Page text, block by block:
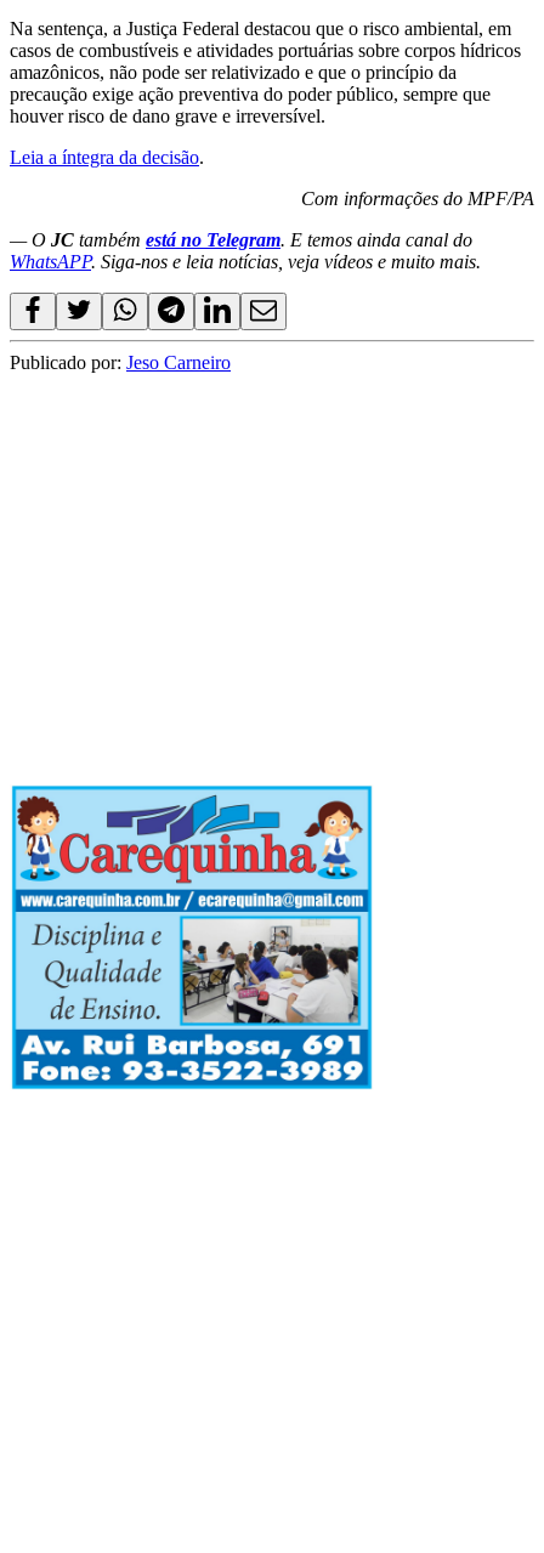
Na sentença, a Justiça Federal destacou que o risco ambiental, em
casos de combustíveis e atividades portuárias sobre corpos hídricos
amazônicos, não pode ser relativizado e que o princípio da
precaução exige ação preventiva do poder público, sempre que
houver risco de dano grave e irreversível.
Leia a íntegra da decisão.
Com informações do MPF/PA
— O JC também está no Telegram. E temos ainda canal do
WhatsAPP. Siga-nos e leia notícias, veja vídeos e muito mais.
Publicado por: Jeso Carneiro